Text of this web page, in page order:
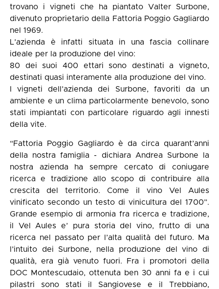
trovano i vigneti che ha piantato Valter Surbone,
divenuto proprietario della Fattoria Poggio Gagliardo
nel 1969.
L’azienda è infatti situata in una fascia collinare
ideale per la produzione del vino:
80 dei suoi 400 ettari sono destinati a vigneto,
destinati quasi interamente alla produzione del vino.
I vigneti dell’azienda dei Surbone, favoriti da un
ambiente e un clima particolarmente benevolo, sono
stati impiantati con particolare riguardo agli innesti
della vite.
“Fattoria Poggio Gagliardo è da circa quarant’anni
della nostra famiglia - dichiara Andrea Surbone la
nostra azienda ha sempre cercato di coniugare
ricerca e tradizione allo scopo di contribuire alla
crescita del territorio. Come il vino Vel Aules
vinificato secondo un testo di vinicultura del 1700”.
Grande esempio di armonia fra ricerca e tradizione,
il Vel Aules e’ pura storia del vino, frutto di una
ricerca nel passato per l’alta qualità del futuro. Ma
l’intuito dei Surbone, nella produzione del vino di
qualità, era già venuto fuori. Fra i promotori della
DOC Montescudaio, ottenuta ben 30 anni fa e i cui
pilastri sono stati il Sangiovese e il Trebbiano,